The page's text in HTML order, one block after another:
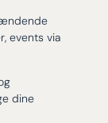
events via
dine